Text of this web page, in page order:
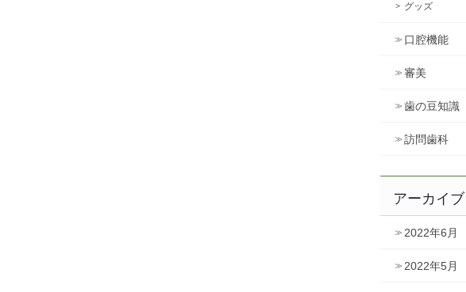
グッズ
口腔機能
審美
歯の豆知識
訪問歯科
アーカイブ
2022年6月
2022年5月